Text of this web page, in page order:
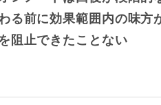
る前に効果範囲内の味方
阻止できたことない